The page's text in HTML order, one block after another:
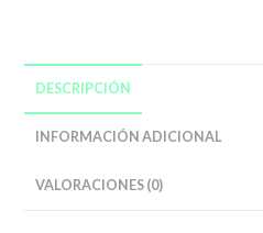
DESCRIPCIÓN
INFORMACIÓN ADICIONAL
VALORACIONES (0)